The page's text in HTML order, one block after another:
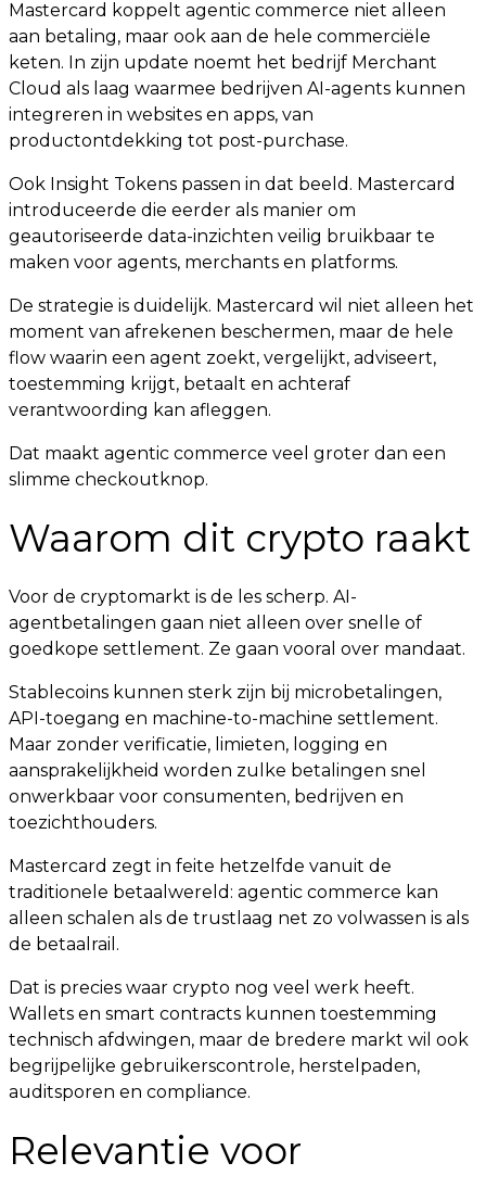
Mastercard koppelt agentic commerce niet alleen
aan betaling, maar ook aan de hele commerciële
keten. In zijn update noemt het bedrijf Merchant
Cloud als laag waarmee bedrijven AI-agents kunnen
integreren in websites en apps, van
productontdekking tot post-purchase.
Ook Insight Tokens passen in dat beeld. Mastercard
introduceerde die eerder als manier om
geautoriseerde data-inzichten veilig bruikbaar te
maken voor agents, merchants en platforms.
De strategie is duidelijk. Mastercard wil niet alleen het
moment van afrekenen beschermen, maar de hele
flow waarin een agent zoekt, vergelijkt, adviseert,
toestemming krijgt, betaalt en achteraf
verantwoording kan afleggen.
Dat maakt agentic commerce veel groter dan een
slimme checkoutknop.
Waarom dit crypto raakt
Voor de cryptomarkt is de les scherp. AI-
agentbetalingen gaan niet alleen over snelle of
goedkope settlement. Ze gaan vooral over mandaat.
Stablecoins kunnen sterk zijn bij microbetalingen,
API-toegang en machine-to-machine settlement.
Maar zonder verificatie, limieten, logging en
aansprakelijkheid worden zulke betalingen snel
onwerkbaar voor consumenten, bedrijven en
toezichthouders.
Mastercard zegt in feite hetzelfde vanuit de
traditionele betaalwereld: agentic commerce kan
alleen schalen als de trustlaag net zo volwassen is als
de betaalrail.
Dat is precies waar crypto nog veel werk heeft.
Wallets en smart contracts kunnen toestemming
technisch afdwingen, maar de bredere markt wil ook
begrijpelijke gebruikerscontrole, herstelpaden,
auditsporen en compliance.
Relevantie voor